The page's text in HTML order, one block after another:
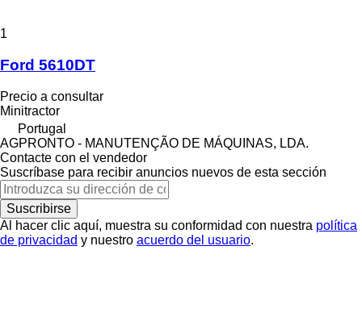
1
Ford 5610DT
Precio a consultar
Minitractor
Portugal
AGPRONTO - MANUTENÇÃO DE MÁQUINAS, LDA.
Contacte con el vendedor
Suscríbase para recibir anuncios nuevos de esta sección
Suscribirse
Al hacer clic aquí, muestra su conformidad con nuestra política
de privacidad y nuestro acuerdo del usuario.